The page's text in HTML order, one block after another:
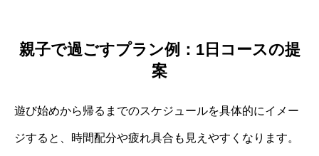
親子で過ごすプラン例：1日コースの提
案
遊び始めから帰るまでのスケジュールを具体的にイメー
ジすると、時間配分や疲れ具合も見えやすくなります。